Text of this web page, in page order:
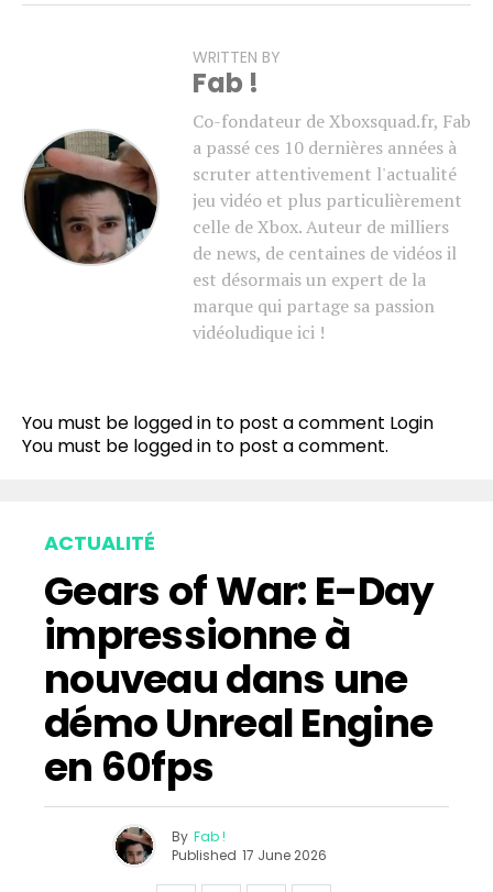
WRITTEN BY
Fab !
Co-fondateur de Xboxsquad.fr, Fab
a passé ces 10 dernières années à
scruter attentivement l'actualité
jeu vidéo et plus particulièrement
celle de Xbox. Auteur de milliers
de news, de centaines de vidéos il
est désormais un expert de la
marque qui partage sa passion
vidéoludique ici !
You must be logged in to post a comment Login
You must be logged in to post a comment.
ACTUALITÉ
Gears of War: E-Day
impressionne à
nouveau dans une
démo Unreal Engine
en 60fps
By Fab !
Published 17 June 2026